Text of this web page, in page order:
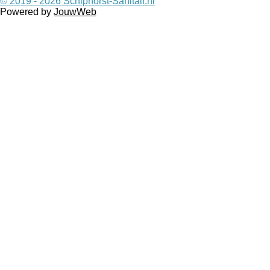
Powered by JouwWeb